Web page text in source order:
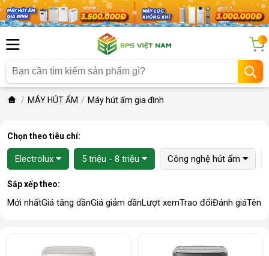
...
MÁY HÚT ẨM Máy hút ẩm gia đình
Chọn theo tiêu chí:
Electrolux 5 triệu - 8 triệu Công nghệ hút ẩm
Sắp xếp theo:
Mới nhấtGiá tăng dầnGiá giảm dầnLượt xemTrao đổiĐánh giáTên